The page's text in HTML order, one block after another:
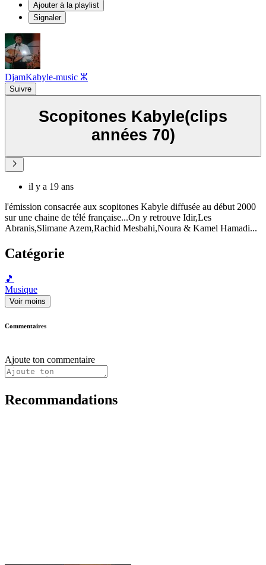
Ajouter à la playlist
Signaler
DjamKabyle-music ⵣ
Suivre
Scopitones Kabyle(clips
années 70)
il y a 19 ans
l'émission consacrée aux scopitones Kabyle diffusée au début 2000
sur une chaine de télé française...On y retrouve Idir,Les
Abranis,Slimane Azem,Rachid Mesbahi,Noura & Kamel Hamadi...
Catégorie
🎵
Musique
Voir moins
Commentaires
Ajoute ton commentaire
Recommandations